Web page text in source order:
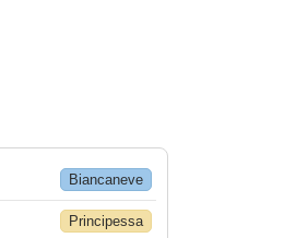
Biancaneve
Principessa